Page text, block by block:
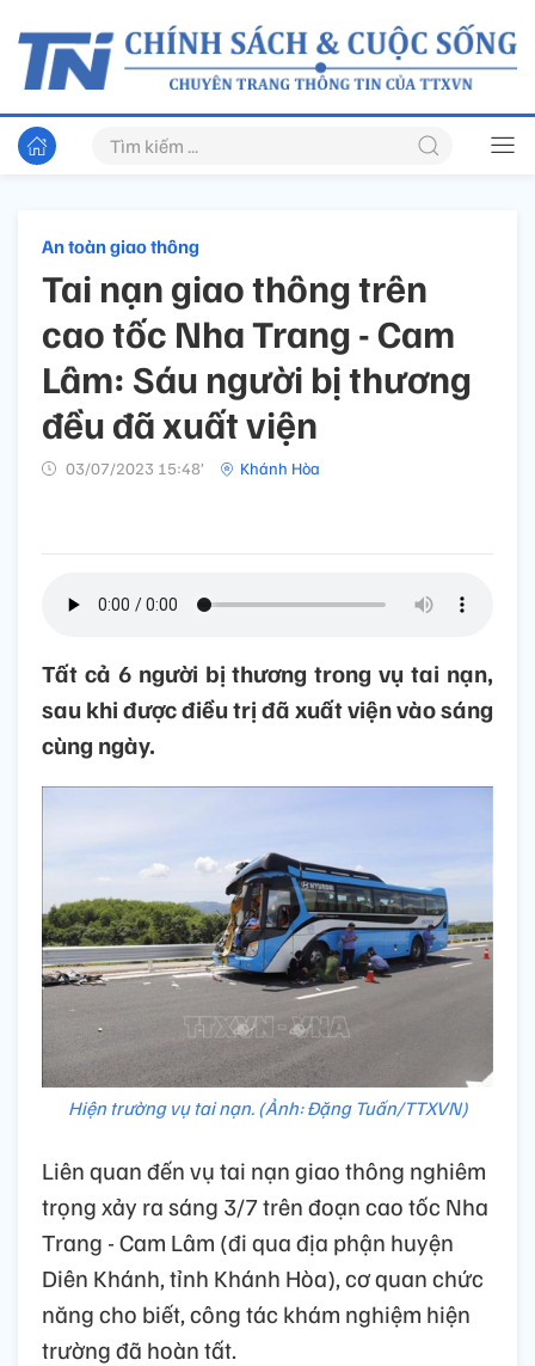
An toàn giao thông
Tai nạn giao thông trên
cao tốc Nha Trang - Cam
Lâm: Sáu người bị thương
đều đã xuất viện
03/07/2023 15:48’ Khánh Hòa
Tất cả 6 người bị thương trong vụ tai nạn,
sau khi được điều trị đã xuất viện vào sáng
cùng ngày.
Hiện trường vụ tai nạn. (Ảnh: Đặng Tuấn/TTXVN)
Liên quan đến vụ tai nạn giao thông nghiêm
trọng xảy ra sáng 3/7 trên đoạn cao tốc Nha
Trang - Cam Lâm (đi qua địa phận huyện
Diên Khánh, tỉnh Khánh Hòa), cơ quan chức
năng cho biết, công tác khám nghiệm hiện
trường đã hoàn tất.